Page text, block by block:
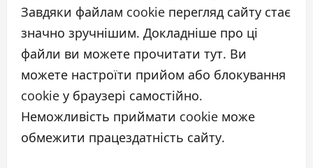
Завдяки файлам cookie перегляд сайту стає
значно зручнішим. Докладніше про ці
файли ви можете прочитати тут. Ви
можете настроїти прийом або блокування
cookie у браузері самостійно.
Неможливість приймати cookie може
обмежити працездатність сайту.